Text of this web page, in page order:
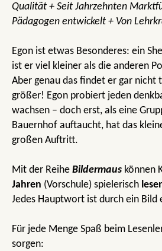
Qualität + Seit Jahrzehnten
Pädagogen entwickelt + Von
Egon ist etwas Besonderes: ein
ist er viel kleiner als die anderen
Aber genau das findet er gar nicht
größer! Egon probiert jeden
wachsen – doch erst, als eine
Bauernhof auftaucht, hat das
großen Auftritt.
Mit der Reihe Bildermaus können
Jahren (Vorschule) spielerisch
Jedes Hauptwort ist durch ein Bild
Für jede Menge Spaß beim
sorgen: